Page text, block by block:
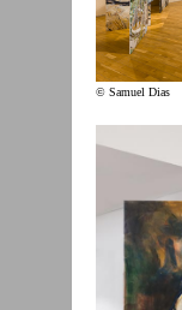
© Samuel Dias